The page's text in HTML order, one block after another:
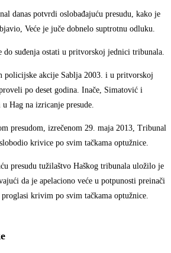
danas potvrdi oslobađajuću presudu, kako je
Veće je juče dobnelo suptrotnu odluku.
suđenja ostati u pritvorskoj jednici tribunala.
policijske akcije Sablja 2003. i u pritvorskoj
po deset godina. Inače, Simatović i
Hag na izricanje presude.
presudom, izrečenom 29. maja 2013, Tribunal
krivice po svim tačkama optužnice.
presudu tužilaštvo Haškog tribunala uložilo je
da je apelaciono veće u potpunosti preinači
krivim po svim tačkama optužnice.